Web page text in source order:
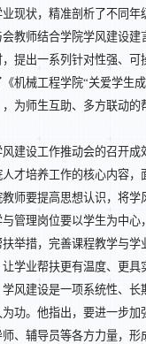
现状，精准剖析了不同年
教师结合学院学风建设建
提出一系列针对性强、可
机械工程学院“关爱学生
为师生互助、多方联动的
建设工作推动会的召开成
才培养工作的核心内容，
师要提高思想认识，将学
管理岗位要以学生为中心
举措，完善课程教学与学
学业帮扶更有温度、更具
风建设是一项系统性、长
为功。他指出，要进一步
、辅导员等各方力量，形